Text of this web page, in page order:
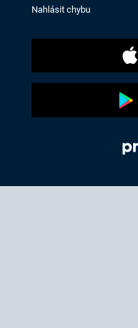
Nahlásit chybu